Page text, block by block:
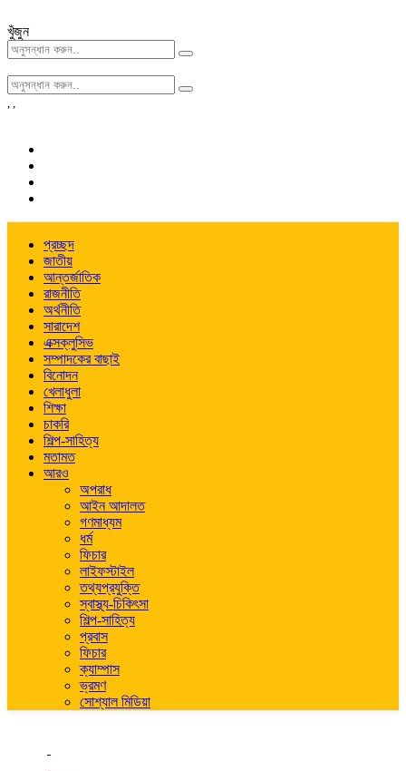
খুঁজুন
, ,
প্রচ্ছদ
জাতীয়
আন্তর্জাতিক
রাজনীতি
অর্থনীতি
সারাদেশ
এক্সক্লুসিভ
সম্পাদকের বাছাই
বিনোদন
খেলাধুলা
শিক্ষা
চাকরি
শিল্প-সাহিত্য
মতামত
আরও
অপরাধ
আইন আদালত
গণমাধ্যম
ধর্ম
ফিচার
লাইফস্টাইল
তথ্যপ্রযুক্তি
স্বাস্থ্য-চিকিৎসা
শিল্প-সাহিত্য
প্রবাস
ফিচার
ক্যাম্পাস
ভ্রমণ
সোশ্যাল মিডিয়া